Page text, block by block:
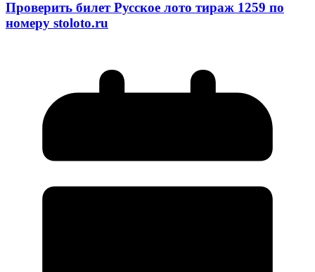
Проверить билет Русское лото тираж 1259 по
номеру stoloto.ru